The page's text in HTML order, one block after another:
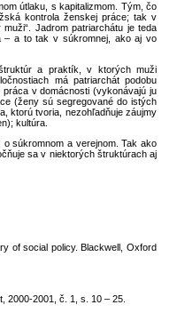
útlaku, s kapitalizmom. Tým, čo
kontrola ženskej práce; tak v
Jadrom patriarchátu je teda
– a to tak v súkromnej, ako aj vo
a praktík, v ktorých muži
má patriarchát podobu
v domácnosti (vykonávajú ju
(ženy sú segregované do istých
ktorú tvoria, nezohľadňuje záujmy
kultúra.
súkromnom a verejnom. Tak ako
sa v niektorých štruktúrach aj
of social policy. Blackwell, Oxford
2000-2001, č. 1, s. 10 – 25.